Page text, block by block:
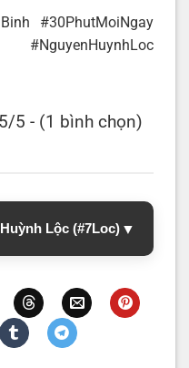
#30PhutMoiNgay
5/5 - (1 bình chọn)
Lộc (#7Loc) ▼